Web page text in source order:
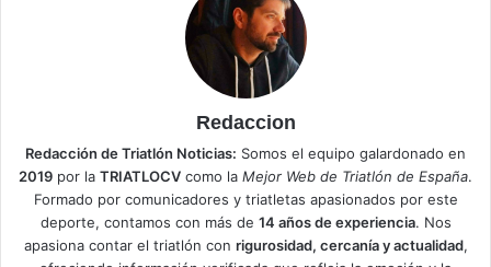
Redaccion
Redacción de Triatlón Noticias: Somos el equipo galardonado en
2019 por la TRIATLOCV como la Mejor Web de Triatlón de España.
Formado por comunicadores y triatletas apasionados por este
deporte, contamos con más de 14 años de experiencia. Nos
apasiona contar el triatlón con rigurosidad, cercanía y actualidad,